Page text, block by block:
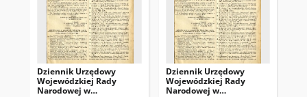
Dziennik Urzędowy
Wojewódzkiej Rady
Narodowej w
Dziennik Urzędowy
Wojewódzkiej Rady
Narodowej w